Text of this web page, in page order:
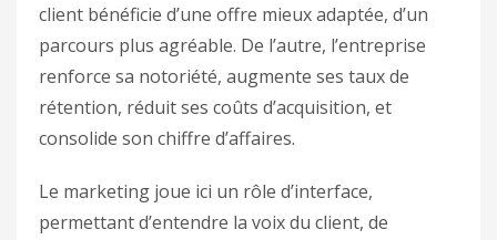
client bénéficie d’une offre mieux adaptée, d’un
parcours plus agréable. De l’autre, l’entreprise
renforce sa notoriété, augmente ses taux de
rétention, réduit ses coûts d’acquisition, et
consolide son chiffre d’affaires.
Le marketing joue ici un rôle d’interface,
permettant d’entendre la voix du client, de